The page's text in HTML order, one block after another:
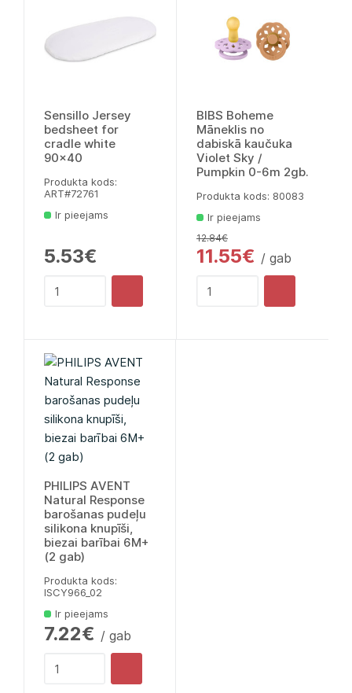
Sensillo Jersey
bedsheet for
cradle white
90x40
Produkta kods:
ART#72761
Ir pieejams
5.53€
BIBS Boheme
Māneklis no
dabiskā kaučuka
Violet Sky /
Pumpkin 0-6m 2gb.
Produkta kods: 80083
Ir pieejams
12.84€
11.55€ / gab
PHILIPS AVENT
Natural Response
barošanas pudeļu
silikona knupīši,
biezai barībai 6M+
(2 gab)
Produkta kods:
lSCY966_02
Ir pieejams
7.22€ / gab